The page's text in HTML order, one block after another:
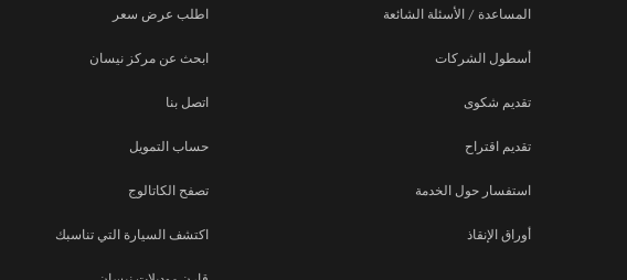
المساعدة / الأسئلة الشائعة
أسطول الشركات
تقديم شكوى
تقديم اقتراح
استفسار حول الخدمة
أوراق الإنقاذ
اطلب عرض سعر
ابحث عن مركز نيسان
اتصل بنا
حساب التمويل
تصفح الكاتالوج
اكتشف السيارة التي تناسبك